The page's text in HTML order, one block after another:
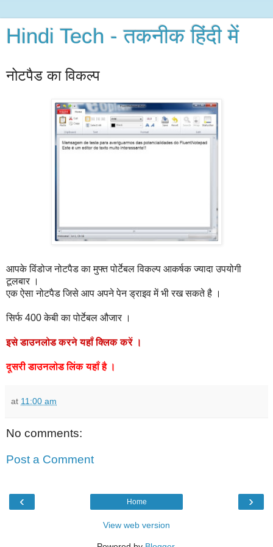
Hindi Tech - तकनीक हिंदी में
नोटपैड का विकल्प
आपके विंडोज नोटपैड का मुफ्त पोर्टेबल विकल्प आकर्षक ज्यादा उपयोगी
टूलबार ।
एक ऐसा नोटपैड जिसे आप अपने पेन ड्राइव में भी रख सकते है ।
सिर्फ 400 केबी का पोर्टेबल औजार ।
इसे डाउनलोड करने यहाँ क्लिक करें ।
दूसरी डाउनलोड लिंक यहाँ है।
at 11:00 am
No comments:
Post a Comment
‹ ›
Home
View web version